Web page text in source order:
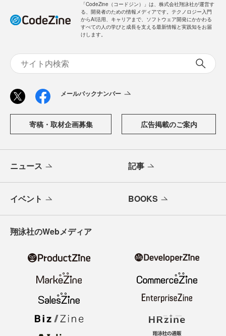
「CodeZine（コードジン）」は、株式会社翔泳社が運営す
る、開発者のための情報メディアです。テクノロジー入門
からAI活用、キャリアまで、ソフトウェア開発にかかわる
すべての人の学びと成長を支える最新情報と実践知をお届
けします。
メールバックナンバー
寄稿・取材企画募集 広告掲載のご案内
ニュース 記事
イベント BOOKS
翔泳社のWebメディア